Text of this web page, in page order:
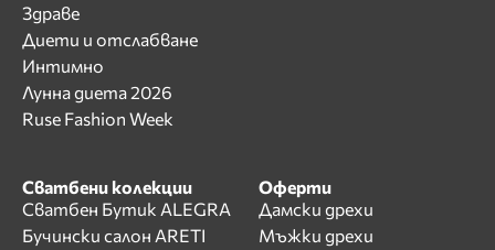
Здраве
Диети и отслабване
Интимно
Лунна диета 2026
Ruse Fashion Week
Сватбени колекции
Сватбен Бутик ALEGRA
Бучински салон ARETI
Оферти
Дамски дрехи
Мъжки дрехи